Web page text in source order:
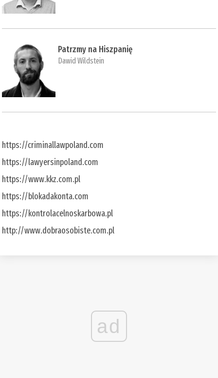
Patrzmy na Hiszpanię
Dawid Wildstein
https://criminallawpoland.com
https://lawyersinpoland.com
https://www.kkz.com.pl
https://blokadakonta.com
https://kontrolacelnoskarbowa.pl
http://www.dobraosobiste.com.pl
ad